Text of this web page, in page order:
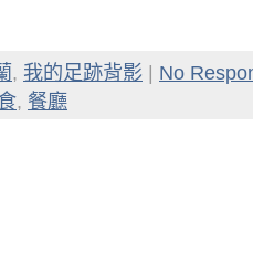
, 我的足跡背影
No
, 餐廳